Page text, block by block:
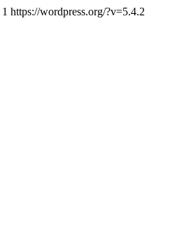
1 https://wordpress.org/?v=5.4.2